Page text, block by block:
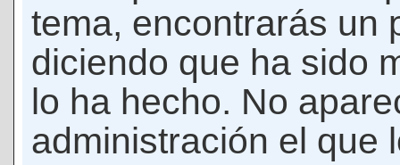
tema, encontrarás un
diciendo que ha sido
lo ha hecho. No
administración el que